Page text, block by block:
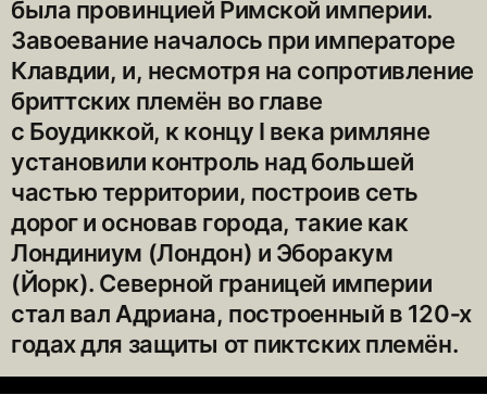
была провинцией Римской империи.
Завоевание началось при императоре
Клавдии, и, несмотря на сопротивление
бриттских племён во главе
с Боудиккой, к концу I века римляне
установили контроль над большей
частью территории, построив сеть
дорог и основав города, такие как
Лондиниум (Лондон) и Эборакум
(Йорк). Северной границей империи
стал вал Адриана, построенный в 120‑х
годах для защиты от пиктских племён.